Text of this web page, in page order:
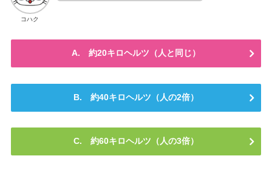
コハク
A. 約20キロヘルツ（人と同じ）
B. 約40キロヘルツ（人の2倍）
C. 約60キロヘルツ（人の3倍）